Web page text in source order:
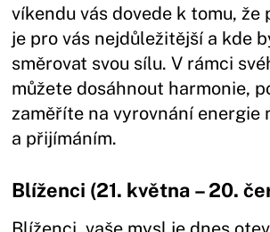
víkendu vás dovede k tomu, že
je pro vás nejdůležitější a kde
směrovat svou sílu. V rámci
můžete dosáhnout harmonie,
zaměříte na vyrovnání energie
a přijímáním.
Blíženci (21. května – 20.